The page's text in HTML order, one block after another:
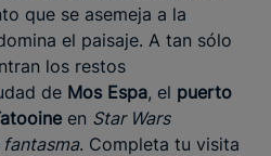
que se asemeja a la
el paisaje. A tan sólo
los restos
de Mos Espa, el puerto
en Star Wars
fantasma. Completa tu visita